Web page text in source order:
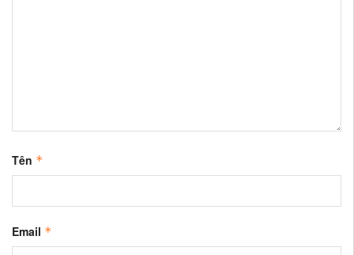
Tên *
Email *